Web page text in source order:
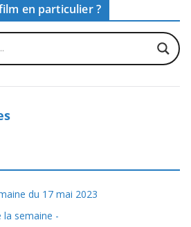
en particulier ?
du 17 mai 2023